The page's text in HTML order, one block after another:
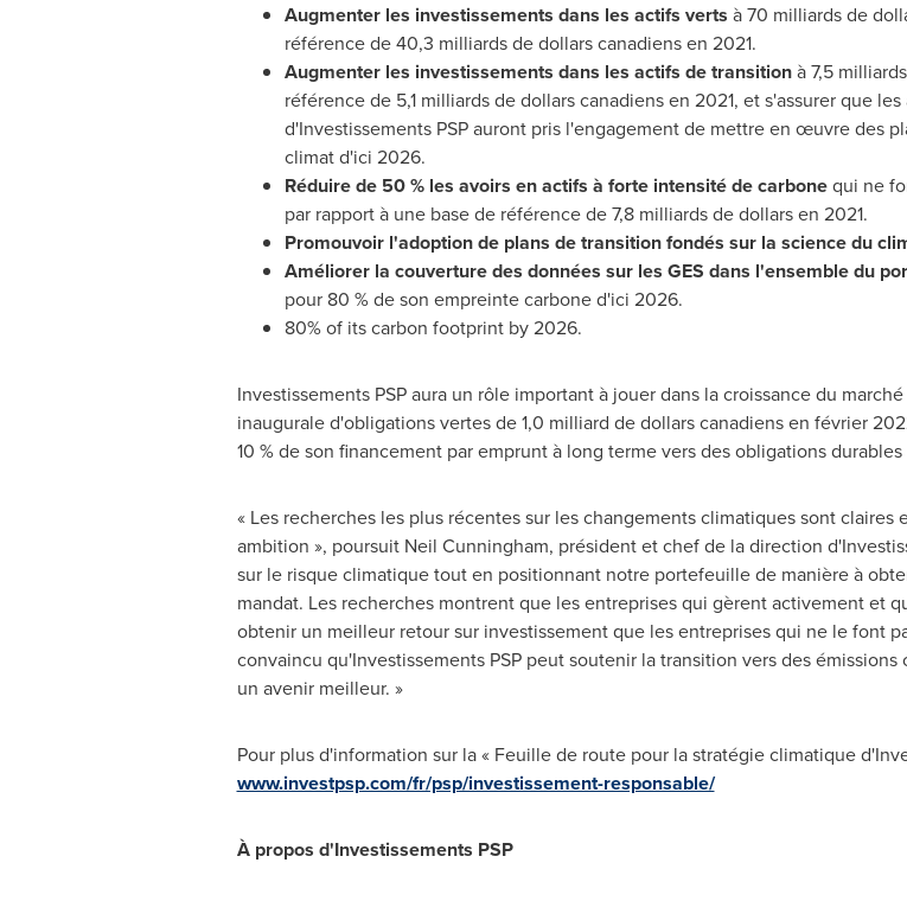
Augmenter les investissements dans les actifs verts à 70 milliards de
référence de 40,3 milliards de dollars canadiens en 2021.
Augmenter les investissements dans les actifs de transitionà 7,5
référence de 5,1 milliards de dollars canadiens en 2021, ets'assurer que
d'Investissements PSP auront pris l'engagement de mettre en œuvre des
climat d'ici 2026.
Réduire de 50 % les avoirs en actifs à forte intensité de carbonequi ne
par rapport à une base de référence de 7,8 milliards de dollars en 2021.
Promouvoir l'adoption de plans de transition fondés sur la science du
Améliorer la couverture des données sur les GES dans l'ensemble du
pour 80 % de son empreinte carbone d'ici 2026.
80% of its carbon footprint by 2026.
Investissements PSP aura un rôle important à jouer dans la croissance du
inaugurale d'obligations vertes de 1,0 milliard de dollars canadiens en février
10 % de son financement par emprunt à long terme vers des obligations
« Les recherches les plus récentes sur les changements climatiques sont
ambition », poursuit Neil Cunningham, président et chef de la direction
sur le risque climatique tout en positionnant notre portefeuille de manière à
mandat. Les recherches montrent que les entreprises qui gèrent activement et
obtenir un meilleur retour sur investissement que les entreprises qui ne le font
convaincu qu'Investissements PSP peut soutenir la transition vers des
un avenir meilleur. »
Pour plus d'information sur la « Feuille de route pour la stratégie climatique
www.investpsp.com/fr/psp/investissement-responsable/
À propos d'Investissements PSP